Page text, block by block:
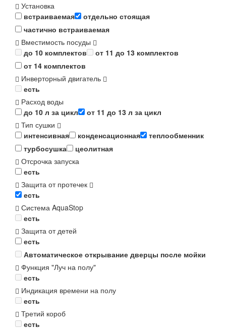
Установка
встраиваемая
отдельно стоящая
частично встраиваемая
Вместимость посуды
до 10 комплектов
от 11 до 13 комплектов
от 14 комплектов
Инверторный двигатель
есть
Расход воды
до 10 л за цикл
от 11 до 13 л за цикл
Тип сушки
интенсивная
конденсационная
теплообменник
турбосушка
цеолитная
Отсрочка запуска
есть
Защита от протечек
есть
Система AquaStop
есть
Защита от детей
есть
Автоматическое открывание дверцы после мойки
Функция "Луч на полу"
есть
Индикация времени на полу
есть
Третий короб
есть